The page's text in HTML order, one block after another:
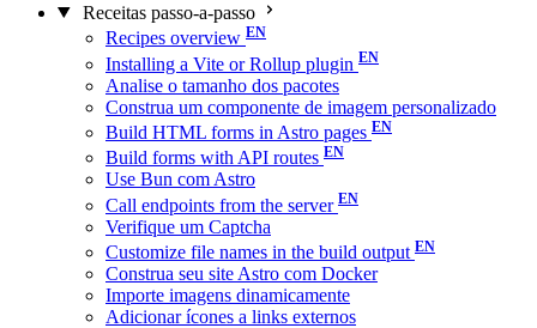
Receitas passo-a-passo
Recipes overview
Installing a Vite or Rollup plugin
Analise o tamanho dos pacotes
Construa um componente de imagem personalizado
Build HTML forms in Astro pages
Build forms with API routes
Use Bun com Astro
Call endpoints from the server
Verifique um Captcha
Customize file names in the build output
Construa seu site Astro com Docker
Importe imagens dinamicamente
Adicionar ícones a links externos